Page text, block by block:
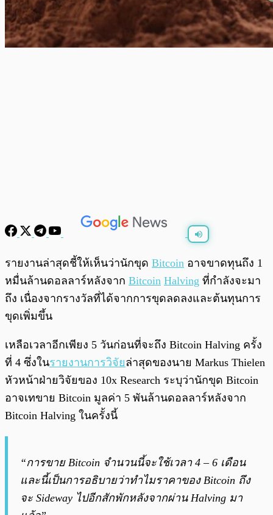
พร้อมเล่น 0:00
รายงานล่าสุดชี้ให้เห็นว่านักขุด Bitcoin อาจขาดทุนถึง 1
หมื่นล้านดอลลาร์หลังจาก Bitcoin Halving ที่กำลังจะมา
ถึง เนื่องจากรางวัลที่ได้จากการขุดลดลงและต้นทุนการ
ขุดเพิ่มขึ้น
เหลือเวลาอีกเพียง 5 วันก่อนที่จะถึง Bitcoin Halving ครั้ง
ที่ 4 ซึ่งในรายงานการวิจัยล่าสุดของนาย Markus Thielen
หัวหน้าฝ่ายวิจัยของ 10x Research ระบุว่านักขุด Bitcoin
อาจเทขาย Bitcoin มูลค่า 5 พันล้านดอลลาร์หลังจาก
Bitcoin Halving ในครั้งนี้
“การขาย Bitcoin จำนวนนี้จะใช้เวลา 4 – 6 เดือน
และนี้เป็นการอธิบายว่าทำไมราคาของ Bitcoin ถึง
จะ Sideway ไปอีกสักพักหลังจากผ่าน Halving มา